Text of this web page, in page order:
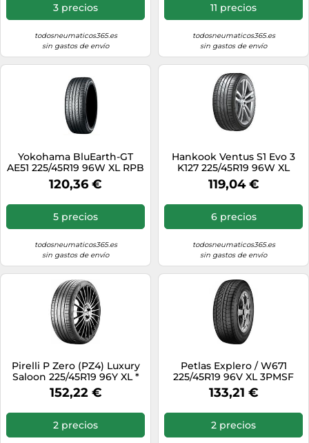
3 precios
todosneumaticos365.es
sin gastos de envío
11 precios
todosneumaticos365.es
sin gastos de envío
Yokohama BluEarth-GT
AE51 225/45R19 96W XL RPB
120,36 €
5 precios
todosneumaticos365.es
sin gastos de envío
Hankook Ventus S1 Evo 3
K127 225/45R19 96W XL
119,04 €
6 precios
todosneumaticos365.es
sin gastos de envío
Pirelli P Zero (PZ4) Luxury
Saloon 225/45R19 96Y XL *
152,22 €
2 precios
Petlas Explero / W671
225/45R19 96V XL 3PMSF
M+S
133,21 €
2 precios